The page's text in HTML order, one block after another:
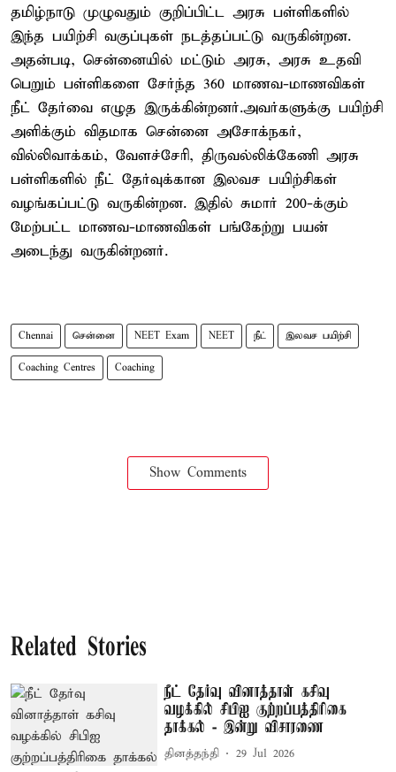
தமிழ்நாடு முழுவதும் குறிப்பிட்ட அரசு பள்ளிகளில்
இந்த பயிற்சி வகுப்புகள் நடத்தப்பட்டு வருகின்றன.
அதன்படி, சென்னையில் மட்டும் அரசு, அரசு உதவி
பெறும் பள்ளிகளை சேர்ந்த 360 மாணவ-மாணவிகள்
நீட் தேர்வை எழுத இருக்கின்றனர்.அவர்களுக்கு பயிற்சி
அளிக்கும் விதமாக சென்னை அசோக்நகர்,
வில்லிவாக்கம், வேளச்சேரி, திருவல்லிக்கேணி அரசு
பள்ளிகளில் நீட் தேர்வுக்கான இலவச பயிற்சிகள்
வழங்கப்பட்டு வருகின்றன. இதில் சுமார் 200-க்கும்
மேற்பட்ட மாணவ-மாணவிகள் பங்கேற்று பயன்
அடைந்து வருகின்றனர்.
Chennai சென்னை NEET Exam NEET நீட் இலவச பயிற்சி
Coaching Centres Coaching
Show Comments
Related Stories
நீட் தேர்வு வினாத்தாள் கசிவு
வழக்கில் சிபிஐ குற்றப்பத்திரிகை
தாக்கல் - இன்று விசாரணை
தினத்தந்தி 29 Jul 2026